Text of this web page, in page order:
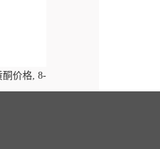
酮价格, 8-
:125002-91-7